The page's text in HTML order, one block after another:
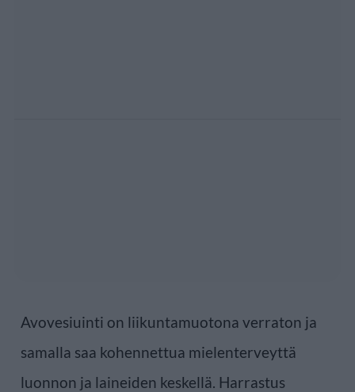
Avovesiuinti on liikuntamuotona verraton ja
samalla saa kohennettua mielenterveyttä
luonnon ja laineiden keskellä. Harrastus